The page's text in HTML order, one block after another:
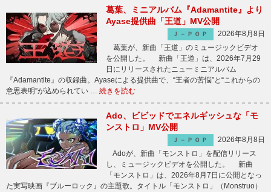
葛葉、ミニアルバム『Adamantite』より
Ayase提供曲「王道」MV公開
Ｊ－ＰＯＰ
2026年8月8日
葛葉が、新曲「王道」のミュージックビデオ
を公開した。 新曲「王道」は、2026年7月29
日にリリースされたニューミニアルバム
『Adamantite』の収録曲。Ayaseによる提供曲で、“王者の苦悩”と“これからの
意思表明”が込められてい … 続きを読む
Ado、ビビッドでエネルギッシュな「モ
ンストロ」MV公開
Ｊ－ＰＯＰ
2026年8月8日
Adoが、新曲「モンストロ」を配信リリース
し、ミュージックビデオを公開した。 新曲
「モンストロ」は、2026年8月7日に公開となっ
た実写映画『ブルーロック』の主題歌。タイトル「モンストロ」（Monstruo）